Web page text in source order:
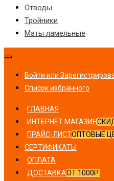
Отводы
Тройники
Маты ламельные
Войти или
Список избранного
ГЛАВНАЯ
ИНТЕРНЕТ МАГАЗИН
ПРАЙС-ЛИСТОПТОВЫЕ
СЕРТИФИКАТЫ
ОПЛАТА
ДОСТАВКАОТ 1000Р.